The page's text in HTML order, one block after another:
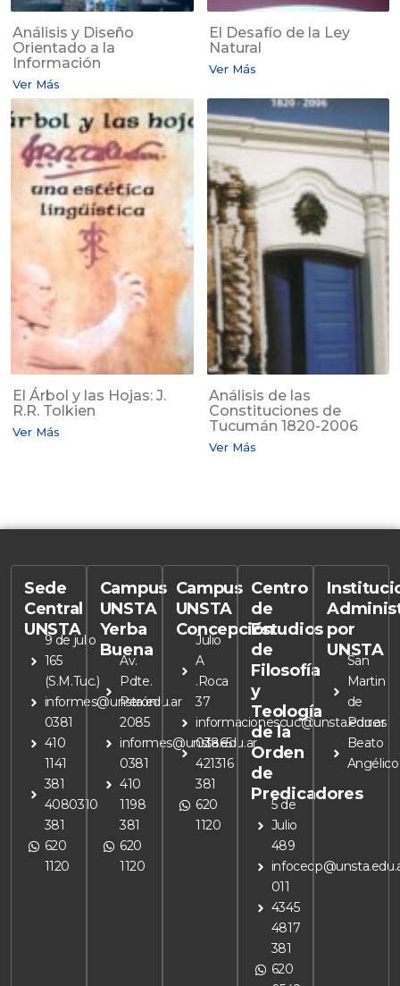
Análisis y Diseño
Orientado a la
Información
Ver Más
El Desafío de la Ley
Natural
Ver Más
El Árbol y las Hojas: J.
R.R. Tolkien
Ver Más
Análisis de las
Constituciones de
Tucumán 1820-2006
Ver Más
Sede
Central
UNSTA
9 de julio
165
(S.M.Tuc.)
informes@unsta.edu.ar
0381
410
1141
381
4080310
381
620
1120
Campus
UNSTA
Yerba
Buena
Av.
Pdte.
Perón
2085
informes@unsta.edu.ar
0381
410
1198
381
620
1120
Campus
UNSTA
Concepción
Julio
A
.Roca
37
informacionescuc@unsta.edu.ar
03865
421316
381
620
1120
Centro
de
Estudios
de
Filosofía
y
Teología
de la
Orden
de
Predicadores
5 de
Julio
489
011
4345
4817
381
620
por
UNSTA
San
Martin
de
Porres
Beato
Angélico